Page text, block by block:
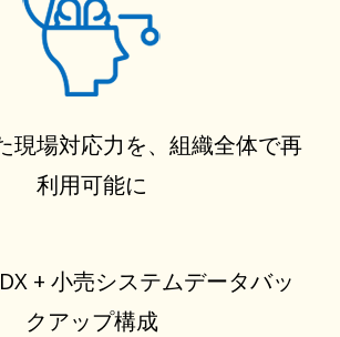
現場対応力を、組織全体で再
利用可能に
+ 小売システムデータバッ
クアップ構成